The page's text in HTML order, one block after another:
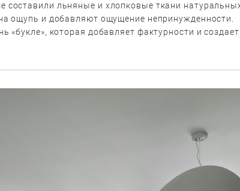
составили льняные и хлопковые ткани
ощупь и добавляют ощущение непринужденности.
«букле», которая добавляет фактурности и создает